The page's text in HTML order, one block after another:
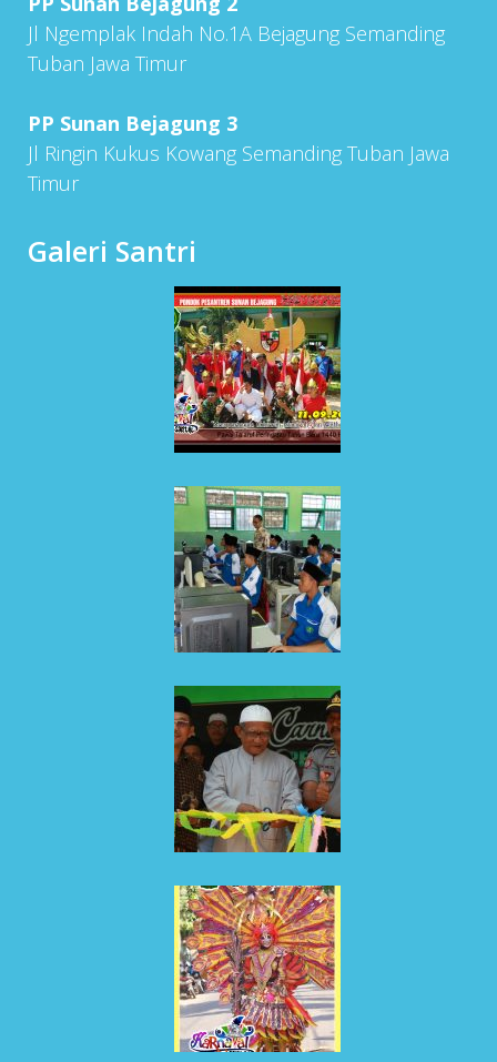
Jl Ngemplak Indah No.1A Bejagung Semanding
Tuban Jawa Timur
PP Sunan Bejagung 3
Jl Ringin Kukus Kowang Semanding Tuban Jawa
Timur
Galeri Santri